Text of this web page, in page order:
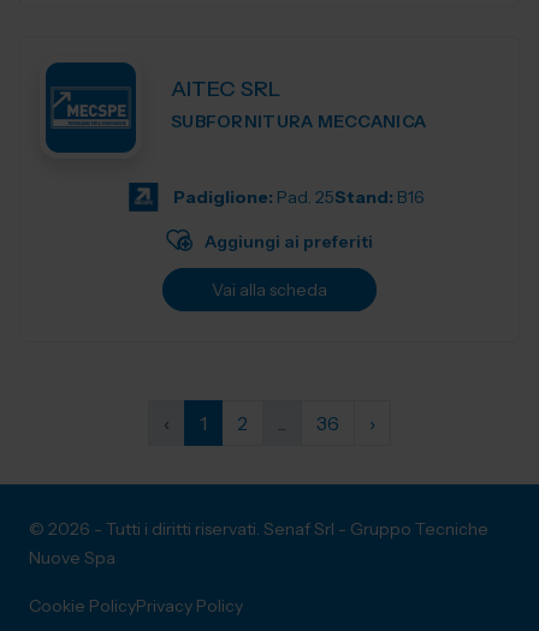
AITEC SRL
SUBFORNITURA MECCANICA
Padiglione: Pad. 25Stand: B16
Aggiungi ai preferiti
Vai alla scheda
‹ 1 2 ... 36 ›
© 2026 - Tutti i diritti riservati. Senaf Srl - Gruppo Tecniche
Nuove Spa
Cookie PolicyPrivacy Policy